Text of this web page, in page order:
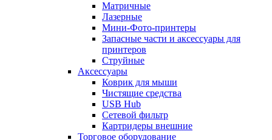
Матричные
Лазерные
Мини-Фото-принтеры
Запасные части и аксессуары для
принтеров
Струйные
Аксессуары
Коврик для мыши
Чистящие средства
USB Hub
Сетевой фильтр
Картридеры внешние
Торговое оборудование